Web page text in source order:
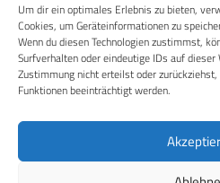
Um dir ein optimales Erlebnis zu bieten,
Cookies, um Geräteinformationen zu
Wenn du diesen Technologien zustimmst,
Surfverhalten oder eindeutige IDs auf
Zustimmung nicht erteilst oder
Funktionen beeinträchtigt werden.
RECHTLICHES
Datenschutzerklärung
Cookie-Richtlinie (EU)